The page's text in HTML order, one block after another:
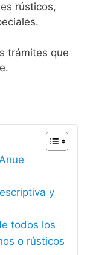
rústicos,
trámites que
y
todos los
o rústicos